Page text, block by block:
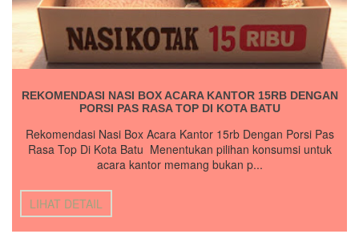
REKOMENDASI NASI BOX ACARA KANTOR 15RB DENGAN
PORSI PAS RASA TOP DI KOTA BATU
Rekomendasi Nasi Box Acara Kantor 15rb Dengan Porsi Pas
Rasa Top Di Kota Batu Menentukan pilihan konsumsi untuk
acara kantor memang bukan p...
LIHAT DETAIL